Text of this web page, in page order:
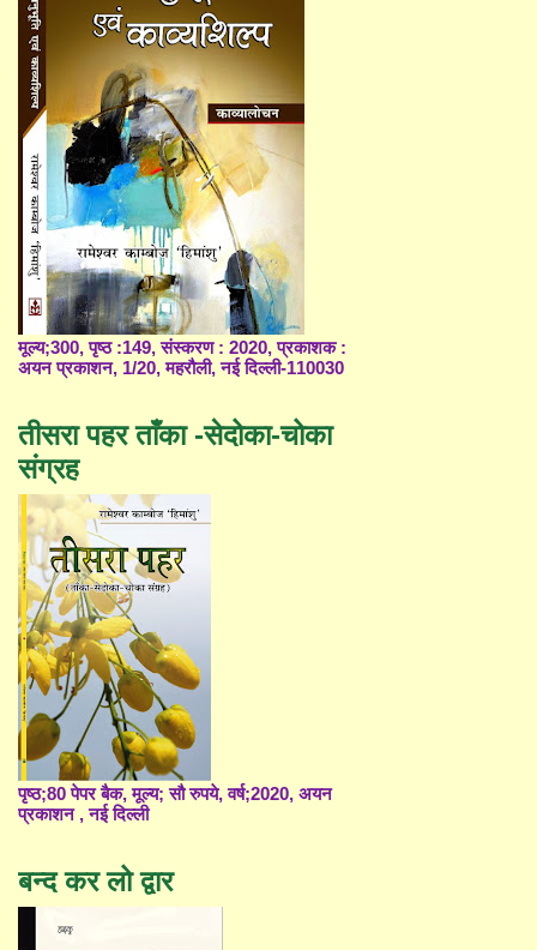
मूल्य;300, पृष्ठ :149, संस्करण : 2020, प्रकाशक :
अयन प्रकाशन, 1/20, महरौली, नई दिल्ली-110030
तीसरा पहर ताँका -सेदोका-चोका
संग्रह
पृष्ठ;80 पेपर बैक, मूल्य; सौ रुपये, वर्ष;2020, अयन
प्रकाशन , नई दिल्ली
बन्द कर लो द्वार